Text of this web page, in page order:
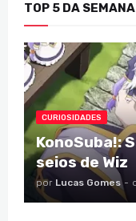
TOP 5 DA SEMANA
CURIOSIDADES
KonoSuba!:
seios de Wiz
por Lucas Gomes -